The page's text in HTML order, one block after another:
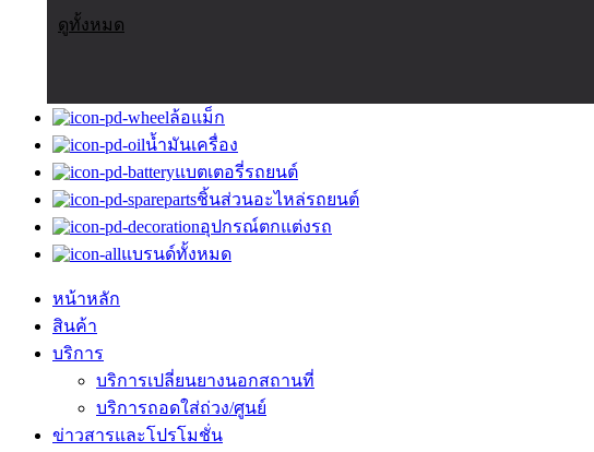
ดูทั้งหมด
ล้อแม็ก
น้ำมันเครื่อง
แบตเตอรี่รถยนต์
ชิ้นส่วนอะไหล่รถยนต์
อุปกรณ์ตกแต่งรถ
แบรนด์ทั้งหมด
หน้าหลัก
สินค้า
บริการ
บริการเปลี่ยนยางนอกสถานที่
บริการถอดใส่ถ่วง/ศูนย์
ข่าวสารและโปรโมชั่น